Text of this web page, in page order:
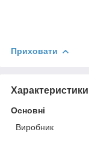
Приховати
Характеристики
Основні
Виробник